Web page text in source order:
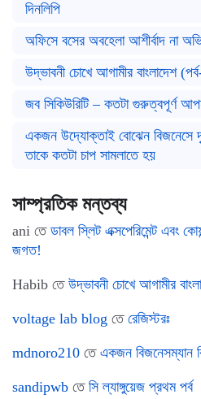
দিনলিপি
অফিসে বসের অবহেলা আশীর্বাদ না
উদ্ভাবনী চোখে আগামীর বাংলাদেশ
জব সিকিউরিটি – কতটা গুরুত্বপূর্ণ
একজন উদ্যোক্তাই বোঝেন বিজনেসে
তাকে কতটা চাপ সামলাতে হয়
সাম্প্রতিক মন্তব্য
ani তে ডাবল স্লিট এক্সপেরিমেন্ট এবং
জগত!
Habib তে উদ্ভাবনী চোখে আগামীর
voltage lab blog তে রেজিস্টরঃ
mdnoro210 তে একজন বিজনেসম্যান
sandipwb তে সি ল্যাঙ্গুয়েজ প্রথম পর্ব